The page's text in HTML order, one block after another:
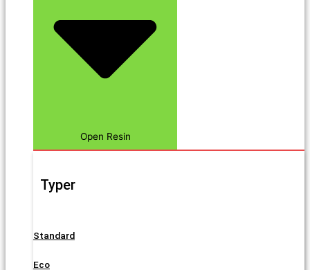
Open Resin
Typer
Standard
Eco